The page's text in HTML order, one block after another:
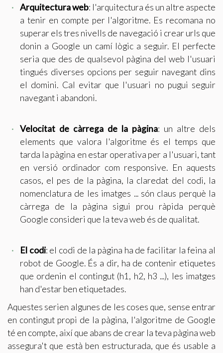
Arquitectura web: l'arquitectura és un altre aspecte
a tenir en compte per l'algoritme. Es recomana no
superar els tres nivells de navegació i crear urls que
donin a Google un camí lògic a seguir. El perfecte
seria que des de qualsevol pàgina del web l'usuari
tingués diverses opcions per seguir navegant dins
el domini. Cal evitar que l'usuari no pugui seguir
navegant i abandoni.
Velocitat de càrrega de la pàgina: un altre dels
elements que valora l'algoritme és el temps que
tarda la pàgina en estar operativa per a l'usuari, tant
en versió ordinador com responsive. En aquests
casos, el pes de la pàgina, la claredat del codi, la
nomenclatura de les imatges ... són claus perquè la
càrrega de la pàgina sigui prou ràpida perquè
Google consideri que la teva web és de qualitat.
El codi: el codi de la pàgina ha de facilitar la feina al
robot de Google. És a dir, ha de contenir etiquetes
que ordenin el contingut (h1, h2, h3 ...), les imatges
han d'estar ben etiquetades.
Aquestes serien algunes de les coses que, sense entrar
en contingut propi de la pàgina, l'algoritme de Google
té en compte, així que abans de crear la teva pàgina web
assegura't que està ben estructurada, que és usable a
relacionada amb el perfil de navegació de l'usuari.